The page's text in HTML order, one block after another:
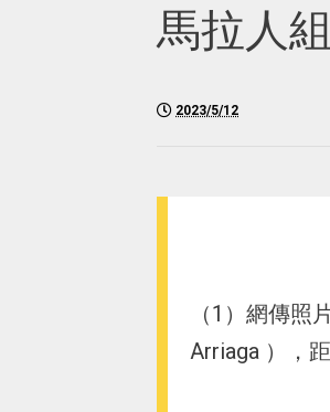
馬拉人
2023/5/12
（1）網傳照
Arriaga ），